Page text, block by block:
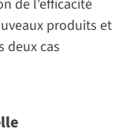
de l'efficacité
produits et
deux cas